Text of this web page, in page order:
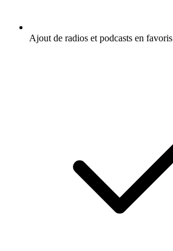
Ajout de radios et podcasts en favoris